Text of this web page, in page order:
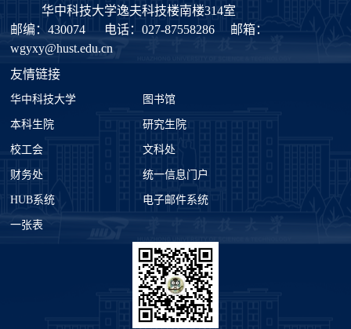
华中科技大学逸夫科技楼南楼314室
邮编：430074
电话：027-87558286
邮箱：
wgyxy@hust.edu.cn
友情链接
华中科技大学 图书馆
本科生院 研究生院
校工会 文科处
财务处 统一信息门户
HUB系统 电子邮件系统
一张表